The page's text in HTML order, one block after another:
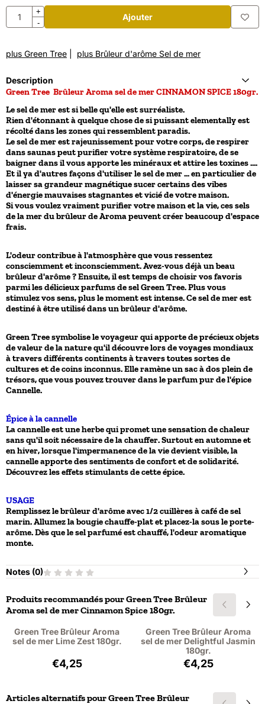
Quantité+
-
Ajouter
plus Green Tree plus Brûleur d'arôme Sel de mer
Description
Green Tree Brûleur Aroma sel de mer CINNAMON SPICE 180gr.
Le sel de mer est si belle qu'elle est surréaliste.
Rien d'étonnant à quelque chose de si puissant elementally est
récolté dans les zones qui ressemblent paradis.
Le sel de mer est rajeunissement pour votre corps, de respirer
dans saunas peut purifier votre système respiratoire, de se
baigner dans il vous apporte les minéraux et attire les toxines ....
Et il ya d'autres façons d'utiliser le sel de mer ... en particulier de
laisser sa grandeur magnétique sucer certains des vibes
d'énergie mauvaises stagnantes et vicié de votre maison.
Si vous voulez vraiment purifier votre maison et la vie, ces sels
de la mer du brûleur de Aroma peuvent créer beaucoup d'espace
frais.
L'odeur contribue à l'atmosphère que vous ressentez
consciemment et inconsciemment. Avez-vous déjà un beau
brûleur d'arôme ? Ensuite, il est temps de choisir vos favoris
parmi les délicieux parfums de sel Green Tree. Plus vous
stimulez vos sens, plus le moment est intense. Ce sel de mer est
destiné à être utilisé dans un brûleur d'arôme.
Green Tree symbolise le voyageur qui apporte de précieux objets
de valeur de la nature qu'il découvre lors de voyages mondiaux
à travers différents continents à travers toutes sortes de
cultures et de coins inconnus. Elle ramène un sac à dos plein de
trésors, que vous pouvez trouver dans le parfum pur de l'épice
Cannelle.
Épice à la cannelle
La cannelle est une herbe qui promet une sensation de chaleur
sans qu'il soit nécessaire de la chauffer. Surtout en automne et
en hiver, lorsque l'impermanence de la vie devient visible, la
cannelle apporte des sentiments de confort et de solidarité.
Découvrez les effets stimulants de cette épice.
USAGE
Remplissez le brûleur d'arôme avec 1/2 cuillères à café de sel
marin. Allumez la bougie chauffe-plat et placez-la sous le porte-
arôme. Dès que le sel parfumé est chauffé, l'odeur aromatique
monte.
Notes (0)
Produits recommandés pourGreen Tree Brûleur
Aroma sel de mer Cinnamon Spice 180gr.
Green Tree Brûleur Aroma
sel de mer Lime Zest 180gr.
Prix: 4,25, hors TVA : 3,51
€4,25
Green Tree Brûleur Aroma
sel de mer Delightful Jasmin
180gr.
Prix: 4,25, hors
€4,25
Articles alternatifs pourGreen Tree Brûleur